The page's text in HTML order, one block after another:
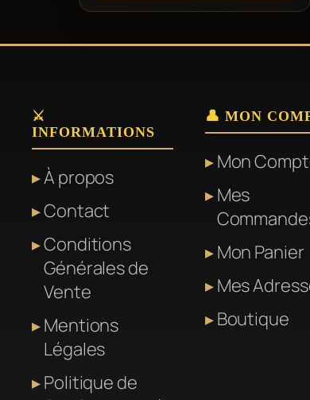
⚔️
INFORMATIONS
À propos
Contact
Conditions
Générales de
Vente
Mentions
Légales
Politique de
👤 MON
Mon
Mes
Mon Panier
Mes
Boutique